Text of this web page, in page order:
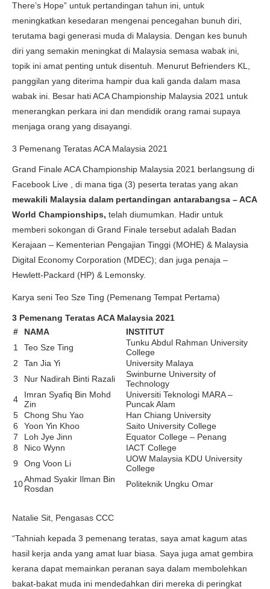
There’s Hope” untuk pertandingan tahun ini, untuk
meningkatkan kesedaran mengenai pencegahan bunuh diri,
terutama bagi generasi muda di Malaysia. Dengan kes bunuh
diri yang semakin meningkat di Malaysia semasa wabak ini,
topik ini amat penting untuk disentuh. Menurut Befrienders KL,
panggilan yang diterima hampir dua kali ganda dalam masa
wabak ini. Besar hati ACA Championship Malaysia 2021 untuk
menerangkan perkara ini dan mendidik orang ramai supaya
menjaga orang yang disayangi.
3 Pemenang Teratas ACA Malaysia 2021
Grand Finale ACA Championship Malaysia 2021 berlangsung di
Facebook Live , di mana tiga (3) peserta teratas yang akan
mewakili Malaysia dalam pertandingan antarabangsa – ACA
World Championships, telah diumumkan. Hadir untuk
memberi sokongan di Grand Finale tersebut adalah Badan
Kerajaan – Kementerian Pengajian Tinggi (MOHE) & Malaysia
Digital Economy Corporation (MDEC); dan juga penaja –
Hewlett-Packard (HP) & Lemonsky.
Karya seni Teo Sze Ting (Pemenang Tempat Pertama)
3 Pemenang Teratas ACA Malaysia 2021
#
NAMA
INSTITUT
1
Teo Sze Ting
Tunku Abdul Rahman University
College
2
Tan Jia Yi
University Malaya
3
Nur Nadirah Binti Razali
Swinburne University of
Technology
4
Imran Syafiq Bin Mohd
Zin
Universiti Teknologi MARA –
Puncak Alam
5
Chong Shu Yao
Han Chiang University
6
Yoon Yin Khoo
Saito University College
7
Loh Jye Jinn
Equator College – Penang
8
Nico Wynn
IACT College
9
Ong Voon Li
UOW Malaysia KDU University
College
10Ahmad Syakir Ilman Bin
Rosdan
Politeknik Ungku Omar
Natalie Sit, Pengasas CCC
“Tahniah kepada 3 pemenang teratas, saya amat kagum atas
hasil kerja anda yang amat luar biasa. Saya juga amat gembira
kerana dapat memainkan peranan saya dalam membolehkan
bakat-bakat muda ini mendedahkan diri mereka di peringkat